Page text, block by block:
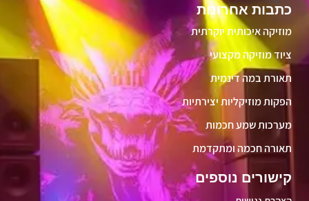
קישורים נוספים
כתבות אחרונות
מוזיקה איכותית יוקרתית
ציוד מוזיקה מקצועי
תאורת במה דינמית
הפקות מוזיקליות יצירתיות
מערכות שמע חכמות
תאורה חכמה ומתקדמת